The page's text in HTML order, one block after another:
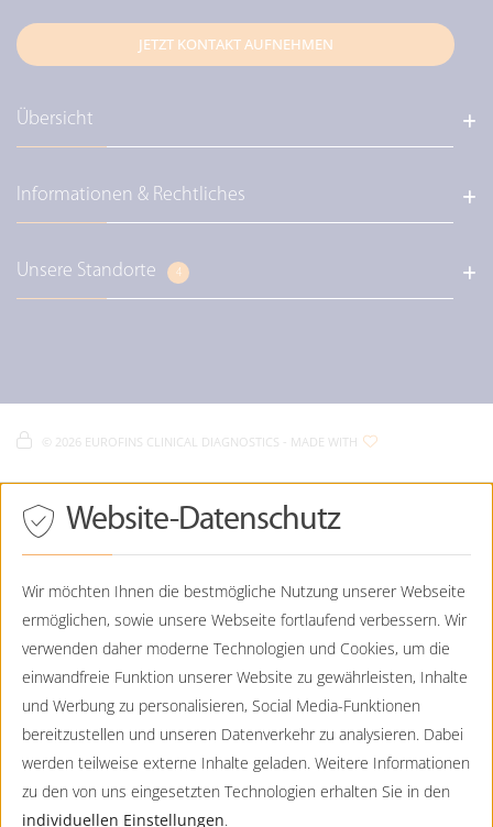
JETZT KONTAKT AUFNEHMEN
Übersicht
Über uns / Unser Leitbild
Diagnostik / Genetische Diagnostik
Diagnostik / Pränataldiagnostik
Diagnostik / Perinatale Diagnostik
Informationen & Rechtliches
Eurofins Deutschland
Karriere und Jobs bei Eurofins
Eurofins Humangenetik - Datenschutz
Eurofins Humangenetik - Cookie Policy
Unsere Standorte 4
0821 - 7898-5042
Humangenetik.Augsburg@CTDE.EurofinsEU.com
Eurofins Humangenetik
Friends Tower I / Friedenheimer Brücke 19
089 - 130744-0
089 - 130744-99
Humangenetik@CTDE.EurofinsEU.com
Eurofins Humangenetik
Lochhamer Straße 15
D-82152 Planegg
2026 EUROFINS CLINICAL DIAGNOSTICS - MADE WITH
Drücken
Sie
Tab,
durch
Optionen
zu
ESC
lehnt
Cookies
ab.
Website-Datenschutz
Wir möchten Ihnen die bestmögliche Nutzung unserer Webseite
ermöglichen, sowie unsere Webseite fortlaufend verbessern. Wir
verwenden daher moderne Technologien und Cookies, um die
einwandfreie Funktion unserer Website zu gewährleisten, Inhalte
und Werbung zu personalisieren, Social Media-Funktionen
bereitzustellen und unseren Datenverkehr zu analysieren. Dabei
werden teilweise externe Inhalte geladen. Weitere Informationen
zu den von uns eingesetzten Technologien erhalten Sie in den
individuellen Einstellungen.